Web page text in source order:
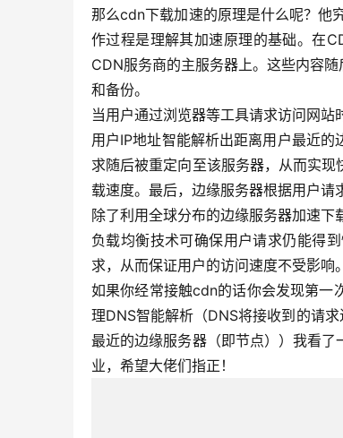
那么cdn下载加速的原理是什么呢？他
作过程是理解其加速原理的基础。在
CDN服务商的主服务器上。这些内容
和备份。
当用户通过浏览器等工具请求访问网
用户IP地址智能解析出距离用户最近
求随后被重定向至该服务器，从而实
载速度。最后，边缘服务器根据用户请
除了利用全球分布的边缘服务器加速下
负载均衡技术可确保用户请求仍能得
求，从而保证用户的访问速度不受影响。
如果你经常接触cdn的话你会发现第一
理DNS智能解析（DNS将接收到的请
最近的边缘服务器（即节点））我看
业，希望大佬们指正！